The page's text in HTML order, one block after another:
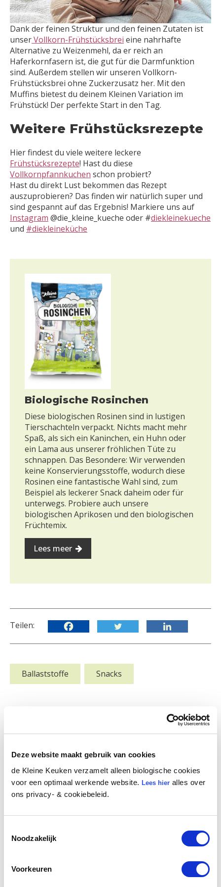
Deze website maakt gebruik van cookies
de Kleine Keuken verzamelt alleen biologische cookies
voor een optimaal werkende website. Lees hier alles over
ons privacy- & cookiebeleid.
Noodzakelijk
Voorkeuren
Dank der feinen Struktur und den feinen Zutaten ist
unserVollkorn-Frühstücksbrei eine nahrhafte
Alternative zu Weizenmehl, da er reich an
Haferkornfasern ist, die gut für die Darmfunktion
sind. Außerdem stellen wir unseren Vollkorn-
Frühstücksbrei ohne Zuckerzusatz her. Mit den
Muffins bietest du deinem Kleinen Variation im
Frühstück! Der perfekte Start in den Tag.
Weitere Frühstücksrezepte
Hier findest du viele weitere leckere
Frühstücksrezepte! Hast du diese
Vollkornpfannkuchen schon probiert?
Hast du direkt Lust bekommen das Rezept
auszuprobieren? Das finden wir natürlich super und
sind gespannt auf das Ergebnis! Markiere uns auf
Instagram @die_kleine_kueche oder #diekleinekueche
und #diekleineküche
Biologische Rosinchen
Diese biologischen Rosinen sind in lustigen
Tierschachteln verpackt. Nichts macht mehr
Spaß, als sich ein Kaninchen, ein Huhn oder
ein Lama aus unserer fröhlichen Tüte zu
schnappen. Das Besondere: Wir verwenden
keine Konservierungsstoffe, wodurch diese
Rosinen eine fantastische Wahl sind, zum
Beispiel als leckerer Snack daheim oder für
unterwegs. Probiere auch unsere
biologischen Aprikosen und den biologischen
Früchtemix.
Lees meer
Teilen:
Ballaststoffe Snacks